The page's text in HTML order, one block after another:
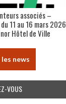
associés –
11 au 16 mars 2026
Hôtel de Ville
news
VOUS